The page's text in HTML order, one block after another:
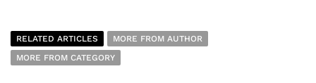
RELATED ARTICLES
MORE FROM AUTHOR
MORE FROM CATEGORY